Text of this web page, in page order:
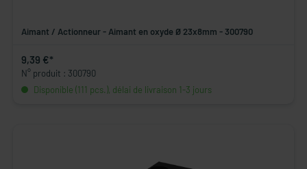
Aimant / Actionneur - Aimant en oxyde Ø 23x8mm - 300790
9,39 €*
N° produit : 300790
Disponible (111 pcs.), délai de livraison 1-3 jours